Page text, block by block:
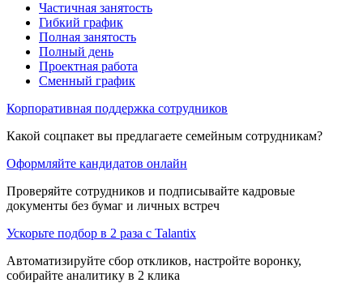
Частичная занятость
Гибкий график
Полная занятость
Полный день
Проектная работа
Сменный график
Корпоративная поддержка сотрудников
Какой соцпакет вы предлагаете семейным сотрудникам?
Оформляйте кандидатов онлайн
Проверяйте сотрудников и подписывайте кадровые
документы без бумаг и личных встреч
Ускорьте подбор в 2 раза с Talantix
Автоматизируйте сбор откликов, настройте воронку,
собирайте аналитику в 2 клика